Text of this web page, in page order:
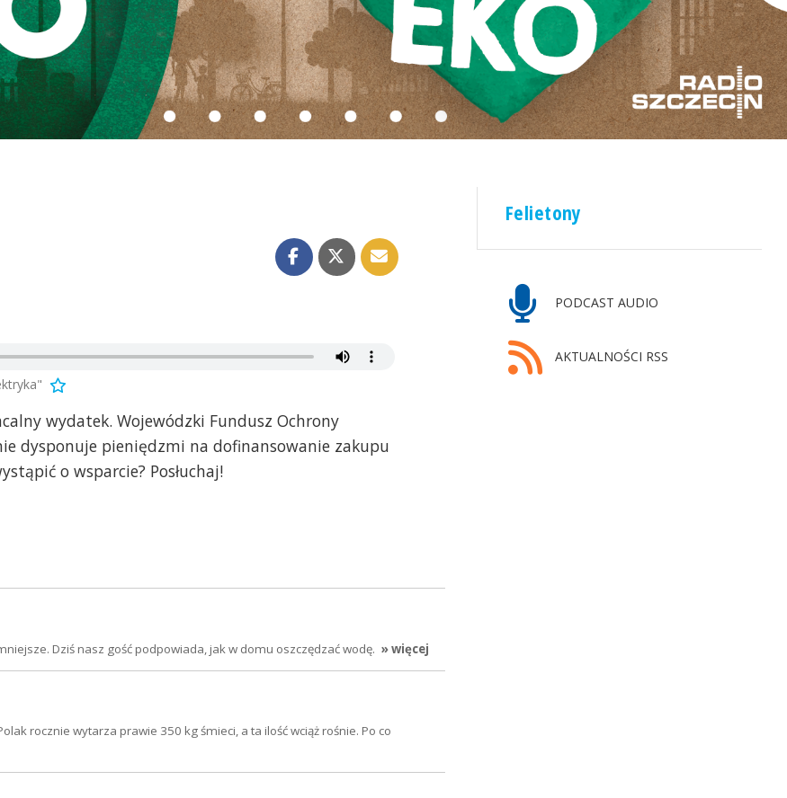
wydatek. Wojewódzki Fundusz Ochrony
dysponuje pieniędzmi na dofinansowanie zakupu
o wsparcie? Posłuchaj!
Felietony
PODCAST AUDIO
AKTUALNOŚCI RSS
Dziś nasz gość podpowiada, jak w domu oszczędzać wodę. » więcej
rocznie wytarza prawie 350 kg śmieci, a ta ilość wciąż rośnie. Po co